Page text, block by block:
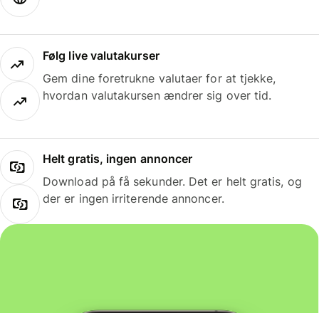
Følg live valutakurser
Gem dine foretrukne valutaer for at tjekke,
hvordan valutakursen ændrer sig over tid.
Helt gratis, ingen annoncer
Download på få sekunder. Det er helt gratis, og
der er ingen irriterende annoncer.